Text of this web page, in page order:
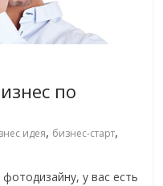
по
идея, бизнес-старт,
у вас есть